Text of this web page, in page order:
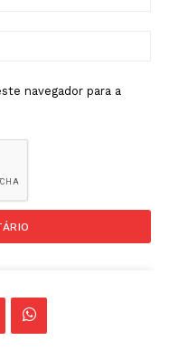
navegador para a